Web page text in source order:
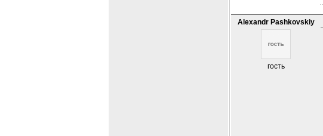
Alexandr Pashkovskiy
гость